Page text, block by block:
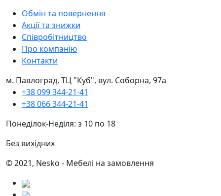
Обмін та повернення
Акції та знижки
Співробітництво
Про компанію
Контакти
м. Павлоград, ТЦ "Куб", вул. Соборна, 97а
+38 099 344-21-41
+38 066 344-21-41
Понеділок-Неділя: з 10 по 18
Без вихідних
© 2021, Nesko - Мебелі на замовлення